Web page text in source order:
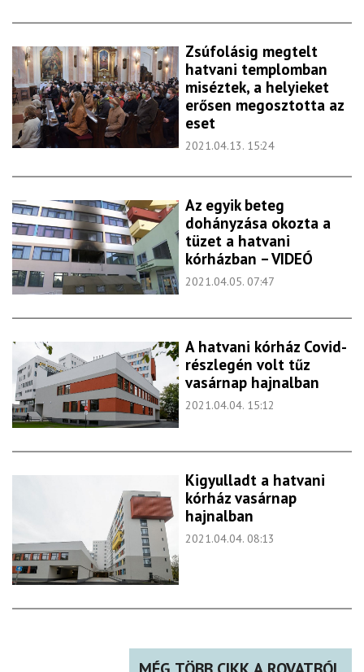
Zsúfolásig megtelt
hatvani templomban
miséztek, a helyieket
erősen megosztotta az
eset
2021.04.13. 15:24
Az egyik beteg
dohányzása okozta a
tüzet a hatvani
kórházban – VIDEÓ
2021.04.05. 07:47
A hatvani kórház Covid-
részlegén volt tűz
vasárnap hajnalban
2021.04.04. 15:12
Kigyulladt a hatvani
kórház vasárnap
hajnalban
2021.04.04. 08:13